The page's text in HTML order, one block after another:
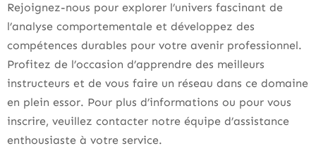
Rejoignez-nous pour explorer l’univers fascinant de
l’analyse comportementale et développez des
compétences durables pour votre avenir professionnel.
Profitez de l’occasion d’apprendre des meilleurs
instructeurs et de vous faire un réseau dans ce domaine
en plein essor. Pour plus d’informations ou pour vous
inscrire, veuillez contacter notre équipe d’assistance
enthousiaste à votre service.